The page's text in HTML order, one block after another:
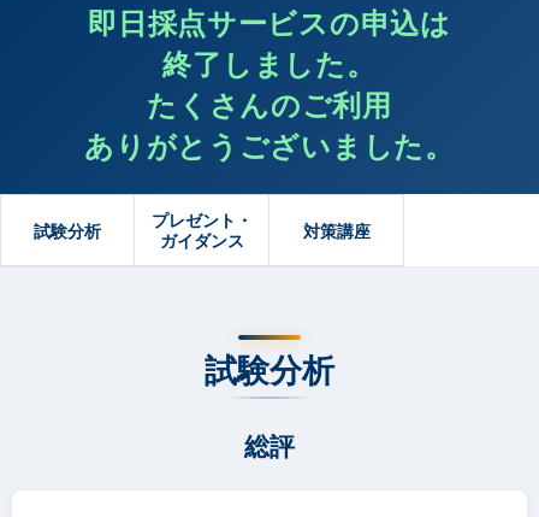
即日採点サービスの申込は
終了しました。
たくさんのご利用
ありがとうございました。
試験分析
プレゼント・
ガイダンス
対策講座
試験分析
総評